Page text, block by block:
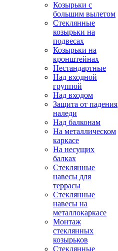
Козырьки с
большим вылетом
Стеклянные
козырьки на
подвесах
Козырьки на
кронштейнах
Нестандартные
Над входной
группой
Над входом
Защита от падения
наледи
Над балконам
На металлическом
каркасе
На несущих
балках
Стеклянные
навесы для
террасы
Стеклянные
навесы на
металлокаркасе
Монтаж
стеклянных
козырьков
Стеклянные